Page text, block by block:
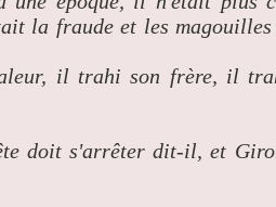
la fraude et les
il trahi son frère, il
doit s'arrêter dit-il, et